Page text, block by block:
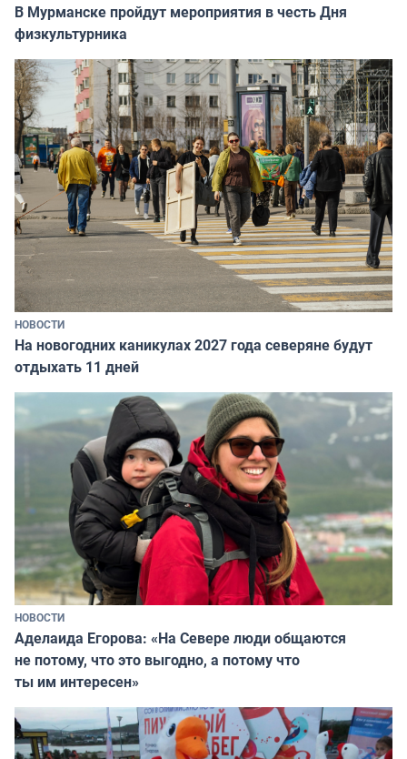
В Мурманске пройдут мероприятия в честь Дня
физкультурника
НОВОСТИ
На новогодних каникулах 2027 года северяне будут
отдыхать 11 дней
НОВОСТИ
Аделаида Егорова: «На Севере люди общаются
не потому, что это выгодно, а потому что
ты им интересен»